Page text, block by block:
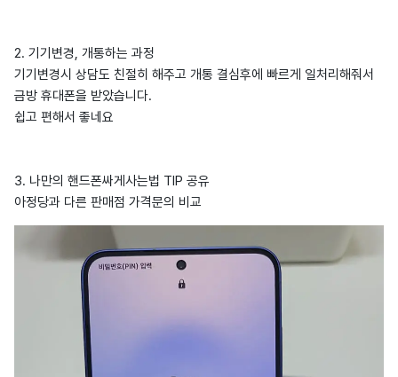
2. 기기변경, 개통하는 과정
기기변경시 상담도 친절히 해주고 개통 결심후에 빠르게 일처리해줘서
금방 휴대폰을 받았습니다.
쉽고 편해서 좋네요
3. 나만의 핸드폰싸게사는법 TIP 공유
아정당과 다른 판매점 가격문의 비교